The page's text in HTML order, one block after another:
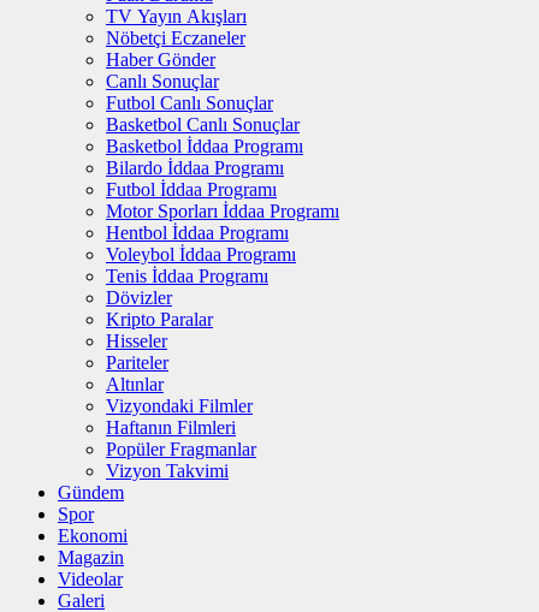
TV Yayın Akışları
Nöbetçi Eczaneler
Haber Gönder
Canlı Sonuçlar
Futbol Canlı Sonuçlar
Basketbol Canlı Sonuçlar
Basketbol İddaa Programı
Bilardo İddaa Programı
Futbol İddaa Programı
Motor Sporları İddaa Programı
Hentbol İddaa Programı
Voleybol İddaa Programı
Tenis İddaa Programı
Dövizler
Kripto Paralar
Hisseler
Pariteler
Altınlar
Vizyondaki Filmler
Haftanın Filmleri
Popüler Fragmanlar
Vizyon Takvimi
Gündem
Spor
Ekonomi
Magazin
Videolar
Galeri